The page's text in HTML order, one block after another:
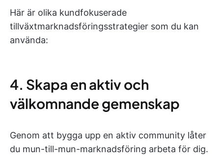
Här är olika kundfokuserade
tillväxtmarknadsföringsstrategier som du kan
använda:
4. Skapa en aktiv och
välkomnande gemenskap
Genom att bygga upp en aktiv community låter
du mun-till-mun-marknadsföring arbeta för dig.